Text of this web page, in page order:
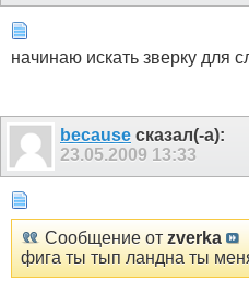
начинаю искать зверку для
because сказал(-а):
23.05.2009 13:33
Сообщение от zverka
фига ты тып ландна ты